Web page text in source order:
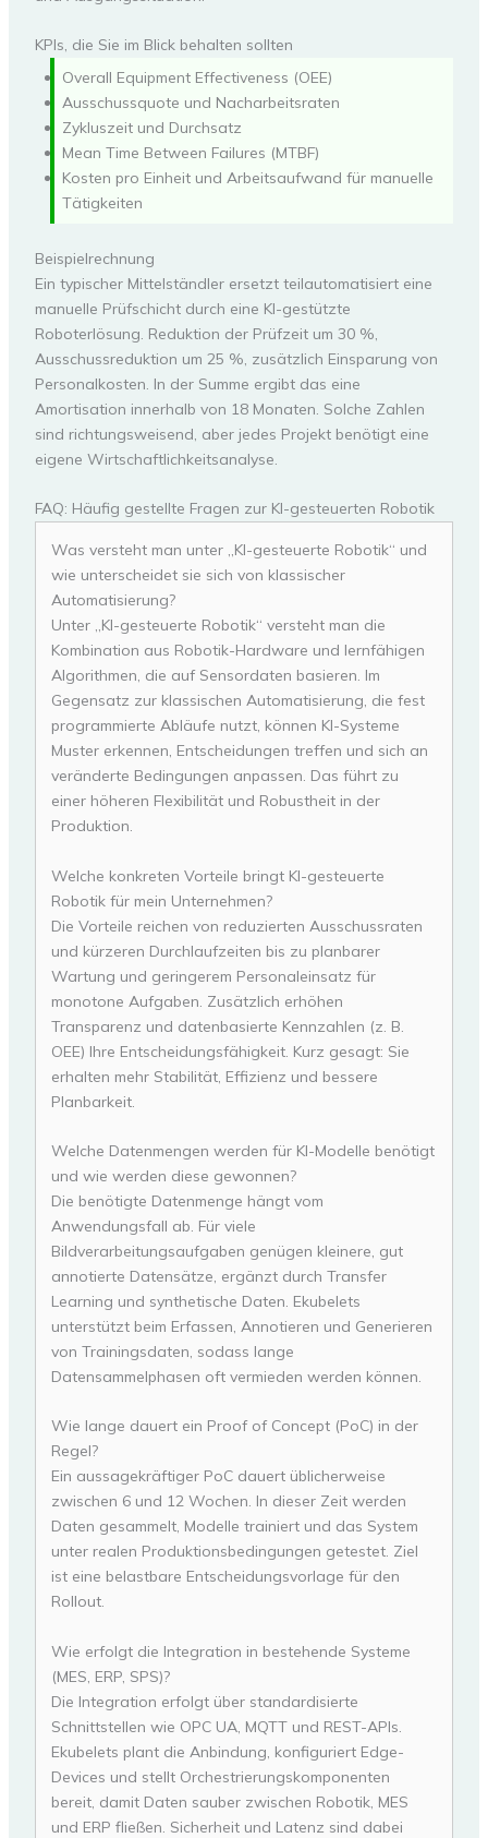
KPIs, die Sie im Blick behalten sollten
Overall Equipment Effectiveness (OEE)
Ausschussquote und Nacharbeitsraten
Zykluszeit und Durchsatz
Mean Time Between Failures (MTBF)
Kosten pro Einheit und Arbeitsaufwand für manuelle
Tätigkeiten
Beispielrechnung
Ein typischer Mittelständler ersetzt teilautomatisiert eine
manuelle Prüfschicht durch eine KI-gestützte
Roboterlösung. Reduktion der Prüfzeit um 30 %,
Ausschussreduktion um 25 %, zusätzlich Einsparung von
Personalkosten. In der Summe ergibt das eine
Amortisation innerhalb von 18 Monaten. Solche Zahlen
sind richtungsweisend, aber jedes Projekt benötigt eine
eigene Wirtschaftlichkeitsanalyse.
FAQ: Häufig gestellte Fragen zur KI-gesteuerten Robotik
Was versteht man unter „KI-gesteuerte Robotik“ und
wie unterscheidet sie sich von klassischer
Automatisierung?
Unter „KI-gesteuerte Robotik“ versteht man die
Kombination aus Robotik-Hardware und lernfähigen
Algorithmen, die auf Sensordaten basieren. Im
Gegensatz zur klassischen Automatisierung, die fest
programmierte Abläufe nutzt, können KI-Systeme
Muster erkennen, Entscheidungen treffen und sich an
veränderte Bedingungen anpassen. Das führt zu
einer höheren Flexibilität und Robustheit in der
Produktion.
Welche konkreten Vorteile bringt KI-gesteuerte
Robotik für mein Unternehmen?
Die Vorteile reichen von reduzierten Ausschussraten
und kürzeren Durchlaufzeiten bis zu planbarer
Wartung und geringerem Personaleinsatz für
monotone Aufgaben. Zusätzlich erhöhen
Transparenz und datenbasierte Kennzahlen (z. B.
OEE) Ihre Entscheidungsfähigkeit. Kurz gesagt: Sie
erhalten mehr Stabilität, Effizienz und bessere
Planbarkeit.
Welche Datenmengen werden für KI-Modelle benötigt
und wie werden diese gewonnen?
Die benötigte Datenmenge hängt vom
Anwendungsfall ab. Für viele
Bildverarbeitungsaufgaben genügen kleinere, gut
annotierte Datensätze, ergänzt durch Transfer
Learning und synthetische Daten. Ekubelets
unterstützt beim Erfassen, Annotieren und Generieren
von Trainingsdaten, sodass lange
Datensammelphasen oft vermieden werden können.
Wie lange dauert ein Proof of Concept (PoC) in der
Regel?
Ein aussagekräftiger PoC dauert üblicherweise
zwischen 6 und 12 Wochen. In dieser Zeit werden
Daten gesammelt, Modelle trainiert und das System
unter realen Produktionsbedingungen getestet. Ziel
ist eine belastbare Entscheidungsvorlage für den
Rollout.
Wie erfolgt die Integration in bestehende Systeme
(MES, ERP, SPS)?
Die Integration erfolgt über standardisierte
Schnittstellen wie OPC UA, MQTT und REST-APIs.
Ekubelets plant die Anbindung, konfiguriert Edge-
Devices und stellt Orchestrierungskomponenten
bereit, damit Daten sauber zwischen Robotik, MES
und ERP fließen. Sicherheit und Latenz sind dabei